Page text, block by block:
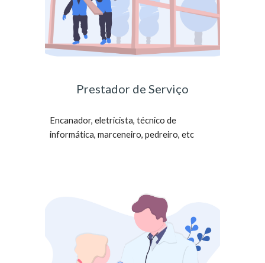
Prestador de Serviço
Encanador, eletricista, técnico de
informática, marceneiro, pedreiro, etc